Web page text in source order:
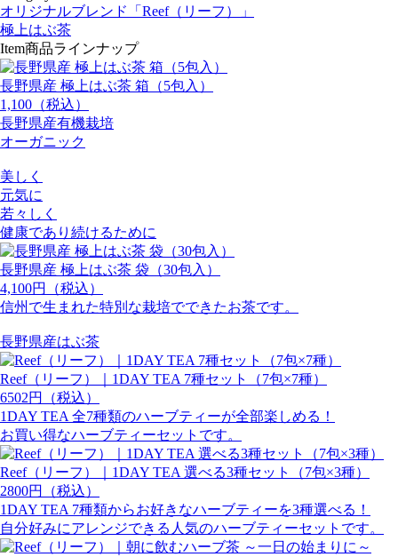
オリジナルブレンド「Reef（リーフ）」
極上はぶ茶
Item商品ラインナップ
長野県産 極上はぶ茶 箱（5包入）
1,100（税込）
長野県産有機栽培
オーガニック
美しく
元気に
若々しく
健康であり続けるために
長野県産 極上はぶ茶 袋（30包入）
4,100円（税込）
信州で生まれた特別な栽培でできたお茶です。
長野県産はぶ茶
Reef（リーフ）｜1DAY TEA 7種セット（7包×7種）
6502円（税込）
1DAY TEA 全7種類のハーブティーが全部楽しめる！
お買い得なハーブティーセットです。
Reef（リーフ）｜1DAY TEA 選べる3種セット（7包×3種）
2800円（税込）
1DAY TEA 7種類からお好きなハーブティーを3種選べる！
自分好みにアレンジできる人気のハーブティーセットです。